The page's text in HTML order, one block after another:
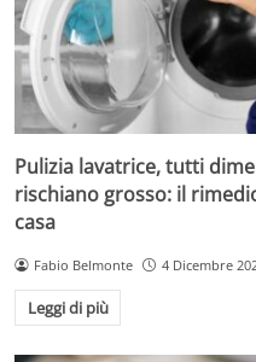
Pulizia lavatrice, tutti
rischiano grosso: il
casa
Fabio Belmonte 4 Dicembre
Leggi di più